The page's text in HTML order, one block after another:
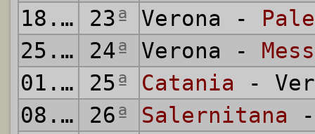
18.03.1956
23ª Verona -
25.03.1956
24ª Verona -
01.04.1956
25ª Catania -
08.04.1956
26ª Salernitana -